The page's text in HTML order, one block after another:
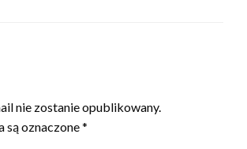
nie zostanie opublikowany.
są oznaczone*